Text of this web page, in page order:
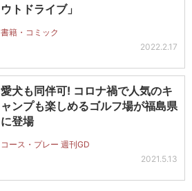
ウトドライブ」
書籍・コミック
2022.2.17
愛犬も同伴可! コロナ禍で人気のキ
ャンプも楽しめるゴルフ場が福島県
に登場
コース・プレー 週刊GD
2021.5.13